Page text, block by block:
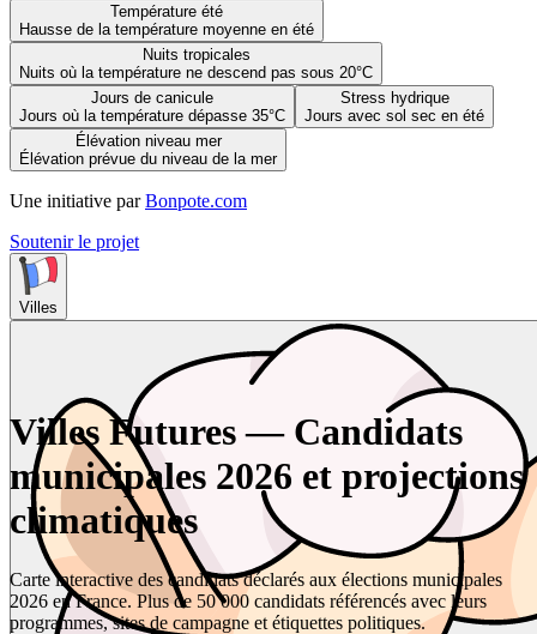
Température été
Hausse de la température moyenne en été
Nuits tropicales
Nuits où la température ne descend pas sous 20°C
Jours de canicule
Jours où la température dépasse 35°C
Stress hydrique
Jours avec sol sec en été
Élévation niveau mer
Élévation prévue du niveau de la mer
Une initiative par Bonpote.com
Soutenir le projet
Villes
Villes Futures — Candidats
municipales 2026 et projections
climatiques
Carte interactive des candidats déclarés aux élections municipales
2026 en France. Plus de 50 000 candidats référencés avec leurs
programmes, sites de campagne et étiquettes politiques.